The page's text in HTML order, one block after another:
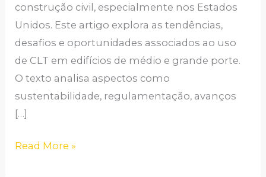
construção civil, especialmente nos Estados
Unidos. Este artigo explora as tendências,
desafios e oportunidades associados ao uso
de CLT em edifícios de médio e grande porte.
O texto analisa aspectos como
sustentabilidade, regulamentação, avanços
[…]
OPORTUNIDADES
Read More »